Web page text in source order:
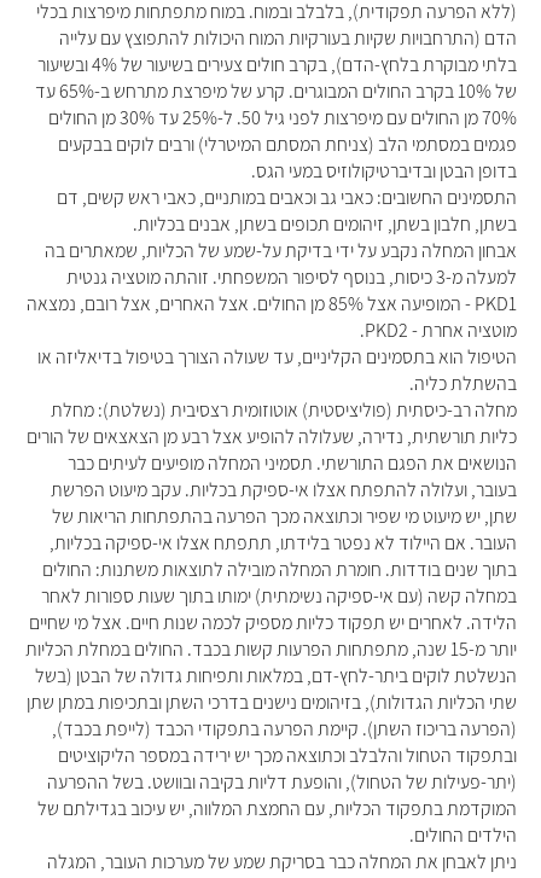
(ללא הפרעה תפקודית), בלבלב ובמוח. במוח מתפתחות מיפרצות בכלי
הדם (התרחבויות שקיות בעורקיות המוח היכולות להתפוצץ עם עלייה
בלתי מבוקרת בלחץ-הדם), בקרב חולים צעירים בשיעור של 4% ובשיעור
של 10% בקרב החולים המבוגרים. קרע של מיפרצת מתרחש ב-65% עד
70% מן החולים עם מיפרצות לפני גיל 50. ל-25% עד 30% מן החולים
פגמים במסתמי הלב (צניחת המסתם המיטרלי) ורבים לוקים בבקעים
בדופן הבטן ובדיברטיקולוזיס במעי הגס.
התסמינים החשובים: כאבי גב וכאבים במותניים, כאבי ראש קשים, דם
בשתן, חלבון בשתן, זיהומים תכופים בשתן, אבנים בכליות.
אבחון המחלה נקבע על ידי בדיקת על-שמע של הכליות, שמאתרים בה
למעלה מ-3 כיסות, בנוסף לסיפור המשפחתי. זוהתה מוטציה גנטית
PKD1 - המופיעה אצל 85% מן החולים. אצל האחרים, אצל רובם, נמצאה
מוטציה אחרת - PKD2.
הטיפול הוא בתסמינים הקליניים, עד שעולה הצורך בטיפול בדיאליזה או
בהשתלת כליה.
מחלה רב-כיסתית (פוליציסטית) אוטוזומית רצסיבית (נשלטת): מחלת
כליות תורשתית, נדירה, שעלולה להופיע אצל רבע מן הצאצאים של הורים
הנושאים את הפגם התורשתי. תסמיני המחלה מופיעים לעיתים כבר
בעובר, ועלולה להתפתח אצלו אי-ספיקת בכליות. עקב מיעוט הפרשת
שתן, יש מיעוט מי שפיר וכתוצאה מכך הפרעה בהתפתחות הריאות של
העובר. אם היילוד לא נפטר בלידתו, תתפתח אצלו אי-ספיקה בכליות,
בתוך שנים בודדות. חומרת המחלה מובילה לתוצאות משתנות: החולים
במחלה קשה (עם אי-ספיקה נשימתית) ימותו בתוך שעות ספורות לאחר
הלידה. לאחרים יש תפקוד כליות מספיק לכמה שנות חיים. אצל מי שחיים
יותר מ-15 שנה, מתפתחות הפרעות קשות בכבד. החולים במחלת הכליות
הנשלטת לוקים ביתר-לחץ-דם, במלאות ותפיחות גדולה של הבטן (בשל
שתי הכליות הגדולות), בזיהומים נישנים בדרכי השתן ובתכיפות במתן שתן
(הפרעה בריכוז השתן). קיימת הפרעה בתפקודי הכבד (לייפת בכבד),
ובתפקוד הטחול והלבלב וכתוצאה מכך יש ירידה במספר הליקוציטים
(יתר-פעילות של הטחול), והופעת דליות בקיבה ובוושט. בשל ההפרעה
המוקדמת בתפקוד הכליות, עם החמצת המלווה, יש עיכוב בגדילתם של
הילדים החולים.
ניתן לאבחן את המחלה כבר בסריקת שמע של מערכות העובר, המגלה